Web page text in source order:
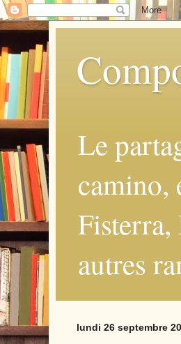
Le
camino,
autres
lundi 26 septembre